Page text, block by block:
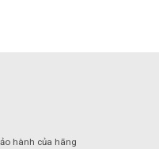
hành của hãng